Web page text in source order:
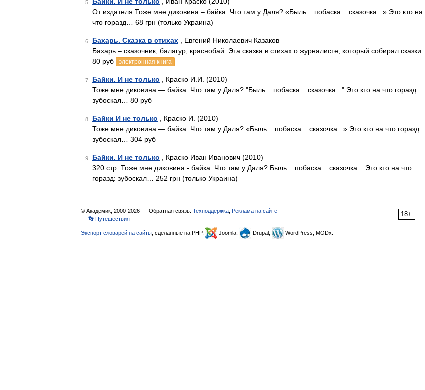
5
От издателя:Тоже мне диковина – байка. Что там у Даля? «Быль... побаска... сказочка...» Это кто на
что горазд… 68 грн (только Украина)
6 Бахарь. Сказка в стихах , Евгений Николаевич Казаков
Бахарь – сказочник, балагур, краснобай. Эта сказка в стихах о журналисте, который собирал сказки…
80 руб
электронная книга
7 Байки. И не только , Краско И.И. (2010)
Тоже мне диковина — байка. Что там у Даля? "Быль... побаска... сказочка..." Это кто на что горазд:
зубоскал… 80 руб
8 Байки И не только , Краско И. (2010)
Тоже мне диковина — байка. Что там у Даля? «Быль... побаска... сказочка...» Это кто на что горазд:
зубоскал… 304 руб
9 Байки. И не только , Краско Иван Иванович (2010)
320 стр. Тоже мне диковина - байка. Что там у Даля? Быль... побаска... сказочка... Это кто на что
горазд: зубоскал… 252 грн (только Украина)
18+
© Академик, 2000-2026 Обратная связь: Техподдержка Реклама на сайте
👣 Путешествия
Экспорт словарей на сайты , сделанные на PHP, Joomla, Drupal, WordPress, MODx.